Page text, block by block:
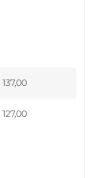
137,00
127,00